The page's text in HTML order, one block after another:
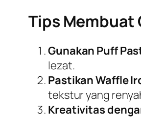
Tips Membuat
Gunakan Puff
lezat.
Pastikan Waffle
tekstur yang
Kreativitas